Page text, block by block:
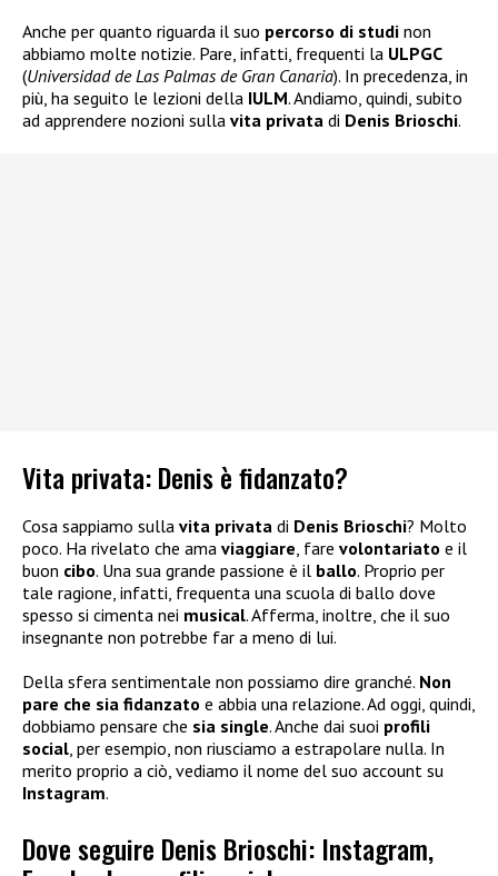
Anche per quanto riguarda il suo percorso di studi non
abbiamo molte notizie. Pare, infatti, frequenti la ULPGC
(Universidad de Las Palmas de Gran Canaria). In precedenza, in
più, ha seguito le lezioni della IULM. Andiamo, quindi, subito
ad apprendere nozioni sulla vita privata di Denis Brioschi.
Vita privata: Denis è fidanzato?
Cosa sappiamo sulla vita privata di Denis Brioschi? Molto
poco. Ha rivelato che ama viaggiare , fare volontariato e il
buon cibo. Una sua grande passione è il ballo. Proprio per
tale ragione, infatti, frequenta una scuola di ballo dove
spesso si cimenta nei musical. Afferma, inoltre, che il suo
insegnante non potrebbe far a meno di lui.
Della sfera sentimentale non possiamo dire granché. Non
pare che sia fidanzato e abbia una relazione. Ad oggi, quindi,
dobbiamo pensare che sia single. Anche dai suoi profili
social , per esempio, non riusciamo a estrapolare nulla. In
merito proprio a ciò, vediamo il nome del suo account su
Instagram.
Dove seguire Denis Brioschi: Instagram,